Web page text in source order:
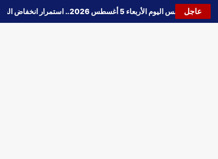
عاجل
🔵حالة الطقس اليوم الأربعاء 5 أغسطس 2026.. استمرار انخفاض الحرارة وتحذيرات من الشبورة واضطراب الملاحة